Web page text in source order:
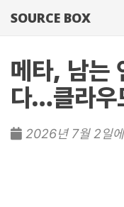
SOURCE BOX
메타, 남는
다…클라우
2026년 7월 2일